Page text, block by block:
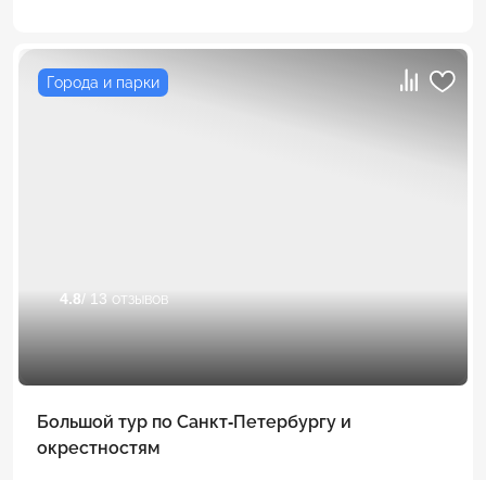
Города и парки
4.8/ 13 отзывов
Большой тур по Санкт-Петербургу и
окрестностям